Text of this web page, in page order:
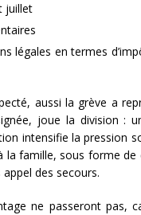
juillet
légales en termes
aussi la grève a
joue la division :
intensifie la pression
famille, sous forme
des secours.
ne passeront pas,